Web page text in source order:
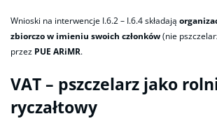
Wnioski na interwencje I.6.2 – I.6.4 składają
zbiorczo w imieniu swoich członków(nie
przez PUE ARiMR.
VAT – pszczelarz jako
ryczałtowy